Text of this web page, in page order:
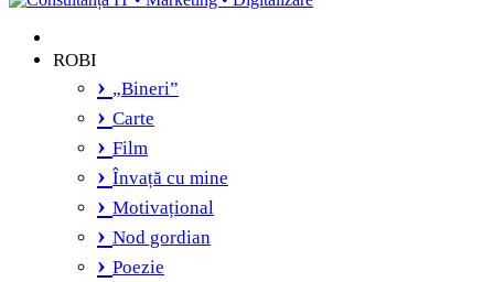
ROBI
„Bineri”
Carte
Film
Învață cu mine
Motivațional
Nod gordian
Poezie